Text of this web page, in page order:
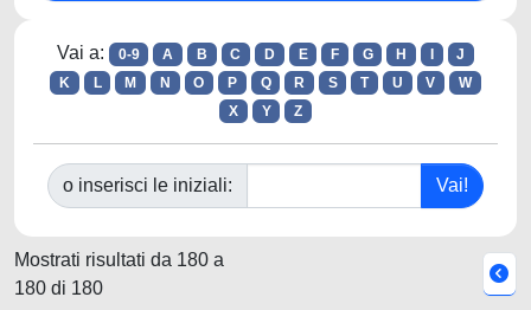
Vai a: 0-9 A B C D E F G H
J
K
L M N O P Q R S T U V
W
X
Y Z
o inserisci le iniziali:
Mostrati risultati da 180 a
180 di 180